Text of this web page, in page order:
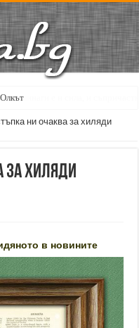
винаги е и сила, и
ни очаква за хиляди
за хиляди
в новините